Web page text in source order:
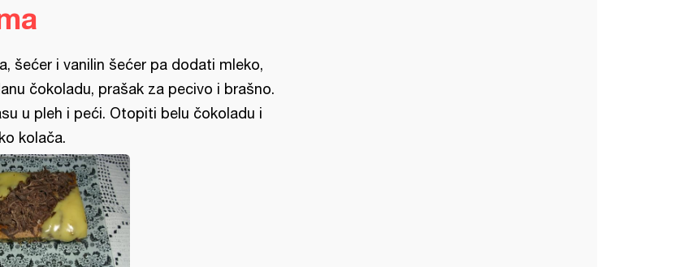
šećer i vanilin šećer pa dodati mleko,
čokoladu, prašak za pecivo i brašno.
u pleh i peći. Otopiti belu čokoladu i
kolača.